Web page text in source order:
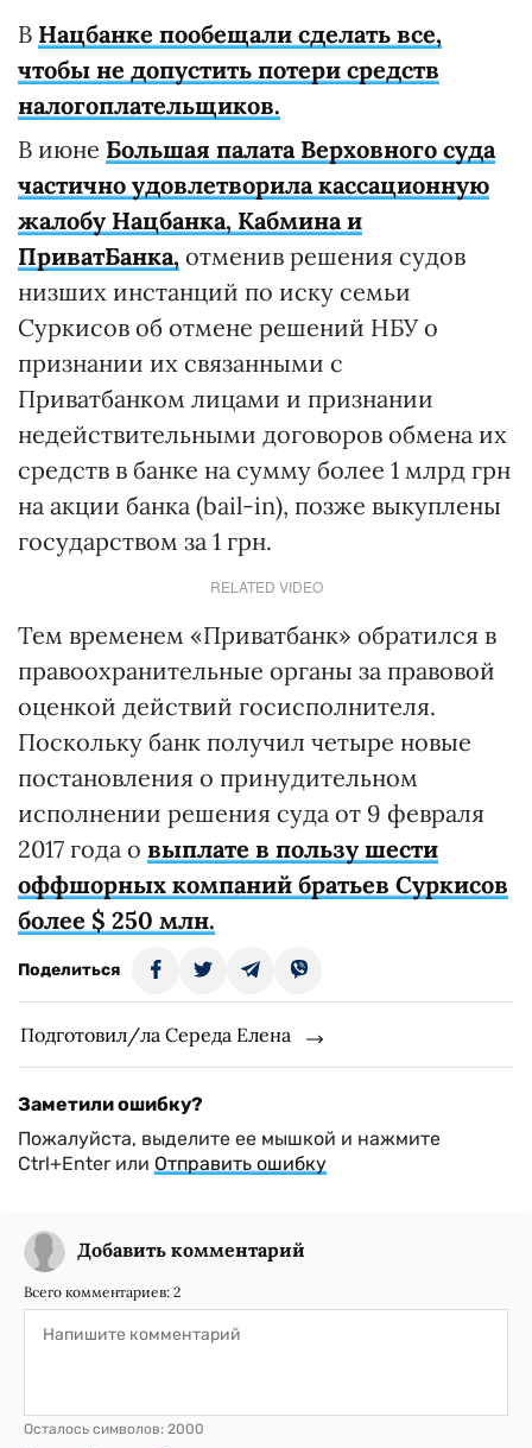
В Нацбанке пообещали сделать все,
чтобы не допустить потери средств
налогоплательщиков.
В июне Большая палата Верховного суда
частично удовлетворила кассационную
жалобу Нацбанка, Кабмина и
ПриватБанка, отменив решения судов
низших инстанций по иску семьи
Суркисов об отмене решений НБУ о
признании их связанными с
Приватбанком лицами и признании
недействительными договоров обмена их
средств в банке на сумму более 1 млрд грн
на акции банка (bail-in), позже выкуплены
государством за 1 грн.
RELATED VIDEO
Тем временем «Приватбанк» обратился в
правоохранительные органы за правовой
оценкой действий госисполнителя.
Поскольку банк получил четыре новые
постановления о принудительном
исполнении решения суда от 9 февраля
2017 года о выплате в пользу шести
оффшорных компаний братьев Суркисов
более $ 250 млн.
Поделиться
Подготовил/ла Середа Елена
Заметили ошибку?
Пожалуйста, выделите ее мышкой и нажмите
Ctrl+Enter или Отправить ошибку
Добавить комментарий
Всего комментариев: 2
Осталось символов: 2000